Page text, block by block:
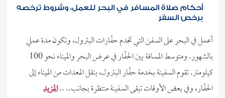
أحكام صلاة المسافر في البحر للعمل، وشروط ترخصه
برخص السفر
أعمل في البحر على السفن التي تخدم حفّارات البترول، وتكون مدة عملي
بالشهور. ومتوسط المسافة بين الحفّار في عرض البحر والميناء نحو 100
كيلومتر. تقوم السفينة بخدمة حفّار البترول، بنقل المعدات من الميناء إلى
الحفّار، وفي بعض الأوقات تبقى السفينة منتظرة بجانب.. ..المزيد